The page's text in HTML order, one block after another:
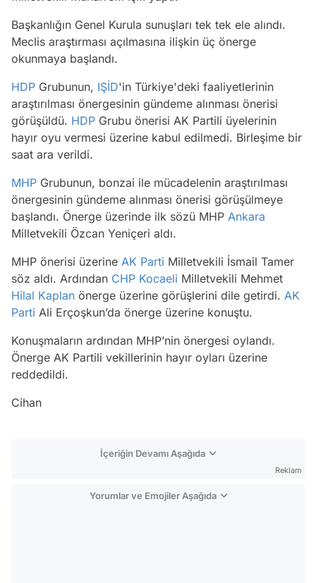
Başkanlığın Genel Kurula sunuşları tek tek ele alındı.
Meclis araştırması açılmasına ilişkin üç önerge
okunmaya başlandı.
HDP Grubunun, IŞİD'in Türkiye'deki faaliyetlerinin
araştırılması önergesinin gündeme alınması önerisi
görüşüldü. HDP Grubu önerisi AK Partili üyelerinin
hayır oyu vermesi üzerine kabul edilmedi. Birleşime bir
saat ara verildi.
MHP Grubunun, bonzai ile mücadelenin araştırılması
önergesinin gündeme alınması önerisi görüşülmeye
başlandı. Önerge üzerinde ilk sözü MHP Ankara
Milletvekili Özcan Yeniçeri aldı.
MHP önerisi üzerine AK Parti Milletvekili İsmail Tamer
söz aldı. Ardından CHP Kocaeli Milletvekili Mehmet
Hilal Kaplan önerge üzerine görüşlerini dile getirdi. AK
Parti Ali Erçoşkun’da önerge üzerine konuştu.
Konuşmaların ardından MHP’nin önergesi oylandı.
Önerge AK Partili vekillerinin hayır oyları üzerine
reddedildi.
Cihan
İçeriğin Devamı Aşağıda
Reklam
Yorumlar ve Emojiler Aşağıda